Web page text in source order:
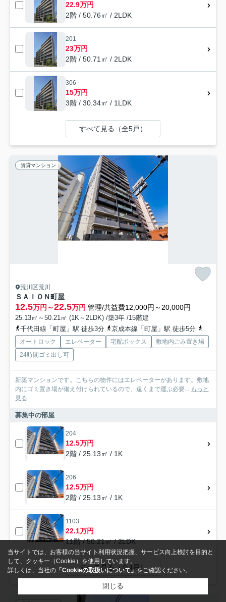
22.9万円
2階 / 50.76㎡ / 2LDK
201
23万円
2階 / 50.71㎡ / 2LDK
306
15万円
3階 / 30.34㎡ / 1LDK
すべて見る（全5戸）
賃貸マンション
荒川区荒川
ＳＡＩＯＮ町屋
12.5万円～22.5万円 管理/共益費12,000円～20,000円
25.13㎡～50.21㎡ (1K～2LDK) /築3年 /15階建
千代田線「町屋」駅 徒歩3分
京成本線「町屋」駅 徒歩5分
オートロック エレベーター 宅配ボックス
敷地内ごみ置き場
24時間ゴミ出し可
新築マンションです。こちらの物件にはエレベーターがあります。敷地
内にゴミ置き場が備え付けられているので、遠くまで運ぶ必要...
もっと
見る
募集中の部屋
204
12.5万円
2階 / 25.13㎡ / 1K
206
12.5万円
2階 / 25.13㎡ / 1K
1103
22.1万円
11階 / 50.21㎡ / 2LDK
すべて見る（全4戸）
当サイトでは、お客様の当サイト利用状況把握、サービス向上検討を目的と
して、クッキー（Cookie）を使用しています。
詳しくは、当社の 「Cookieの取扱いについて」 をご確認ください。
閉じる